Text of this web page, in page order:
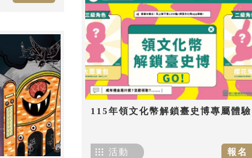
115年領文化幣解鎖臺史博專屬體驗
報名
活動